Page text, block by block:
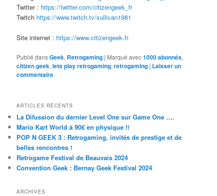
Twitter : https://twitter.com/citizengeek_fr
Twitch https://www.twitch.tv/sullivan1981
Site internet : https://www.citizengeek.fr
Publié dansGeek, Retrogaming | Marqué avec1000 abonnés,
citizen geek,lets play retrogaming,retrogaming | Laisser un
commentaire
ARTICLES RÉCENTS
La Difussion du dernier Level One sur Game One ….
Mario Kart World à 90€ en physique !!
POP N GEEK 3 : Retrogaming, invités de prestige et de
belles rencontres !
Retrogame Festival de Beauvais 2024
Convention Geek : Bernay Geek Festival 2024
ARCHIVES